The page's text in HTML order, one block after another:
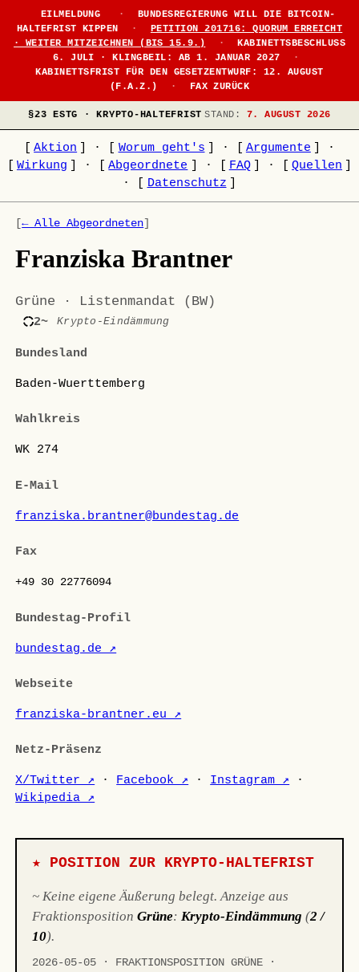
EILMELDUNG ·
BUNDESREGIERUNG WILL DIE BITCOIN-
HALTEFRIST KIPPEN
·
PETITION 201716: QUORUM ERREICHT
· WEITER MITZEICHNEN (BIS 15.9.)
·
KABINETTSBESCHLUSS
6. JULI · KLINGBEIL: AB 1. JANUAR 2027
·
KABINETTSFRIST FÜR DEN GESETZENTWURF: 12. AUGUST
(F.A.Z.)
· FAX ZURÜCK
§23 ESTG · KRYPTO-HALTEFRIST STAND: 7. AUGUST 2026
Aktion · Worum geht's · Argumente
·
Wirkung · Abgeordnete · FAQ · Quellen
·
Datenschutz
[← Alle Abgeordneten]
Franziska Brantner
Grüne · Listenmandat (BW)
2~ Krypto-Eindämmung
Bundesland
Baden-Wuerttemberg
Wahlkreis
WK 274
E-Mail
franziska.brantner@bundestag.de
Fax
+49 30 22776094
Bundestag-Profil
bundestag.de ↗
Webseite
franziska-brantner.eu ↗
Netz-Präsenz
X/Twitter ↗ · Facebook ↗ · Instagram ↗ ·
Wikipedia ↗
★ POSITION ZUR KRYPTO-HALTEFRIST
~ Keine eigene Äußerung belegt. Anzeige aus
FraktionspositionGrüne:Krypto-Eindämmung (2 /
10).
2026-05-05 · FRAKTIONSPOSITION GRÜNE ·